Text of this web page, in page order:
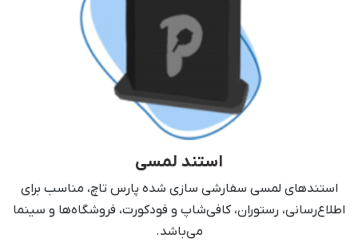
استند لمسی
استند‌های لمسی سفارشی سازی شده پارس‌ تاچ، مناسب برای
اطلاع‌رسانی، رستوران‌، کافی‌شاپ و فودکورت، فروشگاه‌ها و سینما
می‌باشد.